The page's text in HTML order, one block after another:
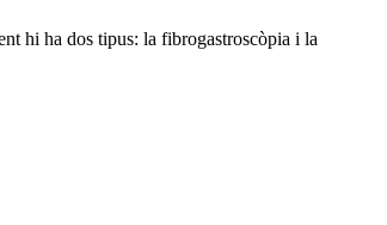
hi ha dos tipus: la fibrogastroscòpia i la